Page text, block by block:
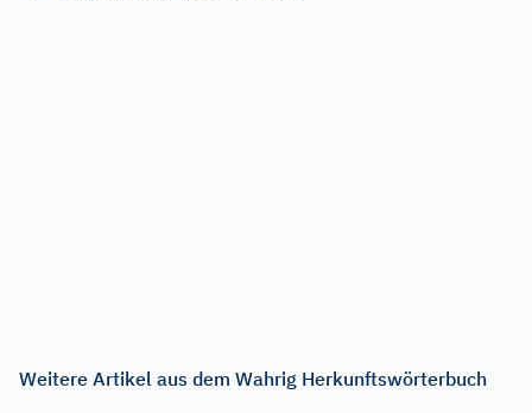
Weitere Artikel aus dem Wahrig Herkunftswörterbuch